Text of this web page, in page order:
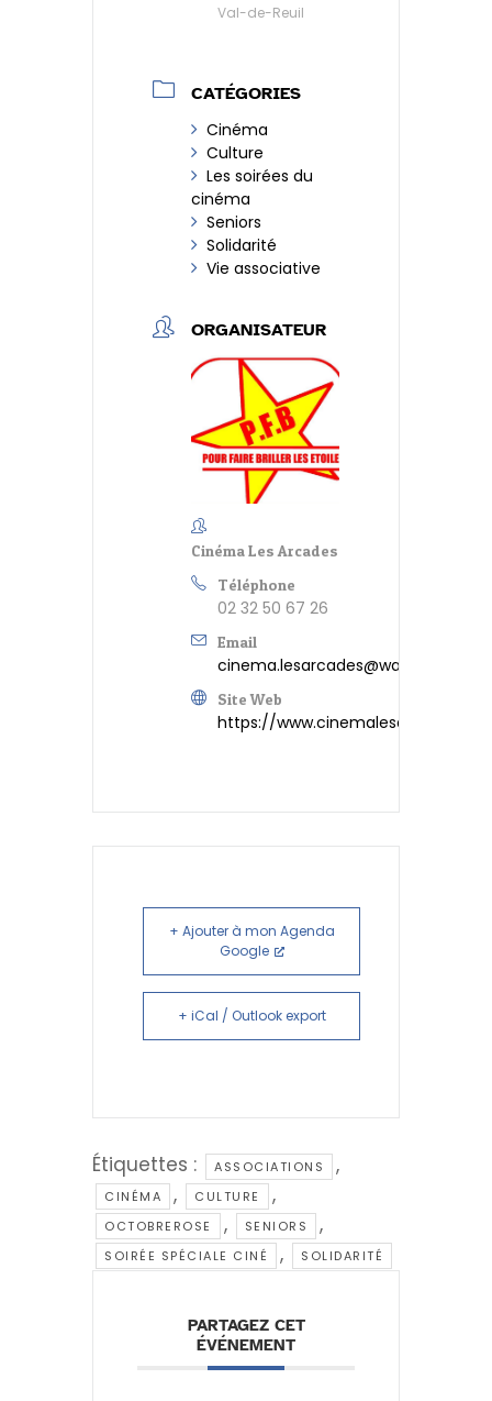
Val-de-Reuil
CATÉGORIES
Cinéma
Culture
Les soirées du
cinéma
Seniors
Solidarité
Vie associative
ORGANISATEUR
Cinéma Les Arcades
Téléphone
02 32 50 67 26
Email
cinema.lesarcades@wanadoo.fr
Site Web
https://
+ Ajouter à mon Agenda
Google
+ iCal / Outlook export
Étiquettes : ASSOCIATIONS ,
CINÉMA , CULTURE ,
OCTOBREROSE , SENIORS ,
SOIRÉE SPÉCIALE CINÉ , SOLIDARITÉ
PARTAGEZ CET
ÉVÉNEMENT